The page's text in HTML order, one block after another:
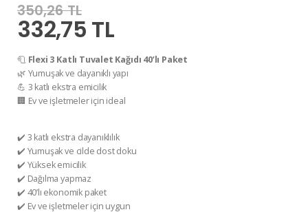
350,26 TL
332,75 TL
🧻 Flexi 3 Katlı Tuvalet Kağıdı 40’lı Paket
🌿 Yumuşak ve dayanıklı yapı
💪 3 katlı ekstra emicilik
🏢 Ev ve işletmeler için ideal
✔️ 3 katlı ekstra dayanıklılık
✔️ Yumuşak ve cilde dost doku
✔️ Yüksek emicilik
✔️ Dağılma yapmaz
✔️ 40’lı ekonomik paket
✔️ Ev ve işletmeler için uygun